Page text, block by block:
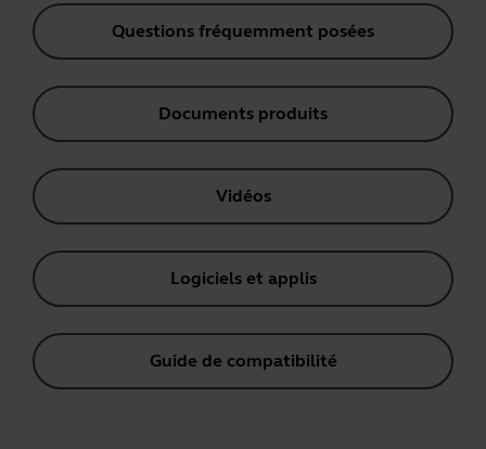
Questions fréquemment posées
Documents produits
Vidéos
Logiciels et applis
Guide de compatibilité